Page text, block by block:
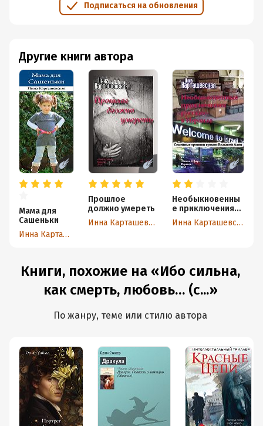
Подписаться на обновления
Другие книги автора
Мама для
Сашеньки
Инна Карташевская
Прошлое
должно умереть
Инна Карташевская
Необыкновенны
е приключения
«русских» в
Израиле.
Инна Карташевская
Книги, похожие на «Ибо сильна,
как смерть, любовь… (с...»
По жанру, теме или стилю автора